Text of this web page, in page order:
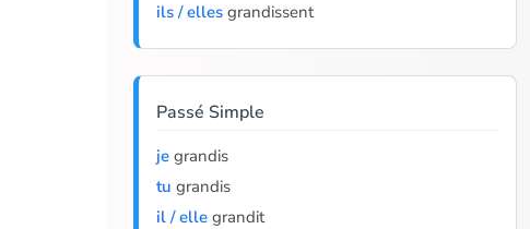
ils / elles grandissent
Passé Simple
je grandis
tu grandis
il / elle grandit